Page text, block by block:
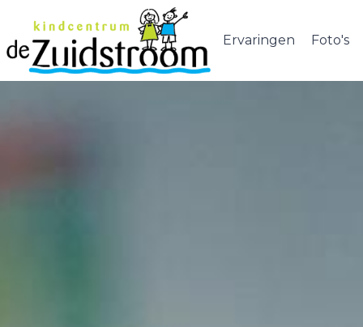
Ervaringen Foto's